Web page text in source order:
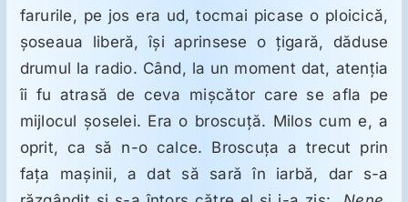
farurile, pe jos era ud, tocmai picase o ploicică,
şoseaua liberă, îşi aprinsese o ţigară, dăduse
drumul la radio. Când, la un moment dat, atenţia
îi fu atrasă de ceva mişcător care se afla pe
mijlocul şoselei. Era o broscuţă. Milos cum e, a
oprit, ca să n-o calce. Broscuţa a trecut prin
faţa maşinii, a dat să sară în iarbă, dar s-a